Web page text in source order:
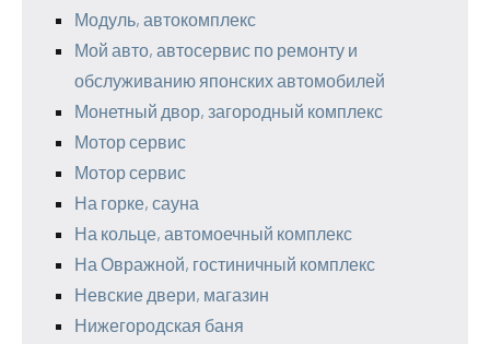
Модуль, автокомплекс
Мой авто, автосервис по ремонту и
обслуживанию японских автомобилей
Монетный двор, загородный комплекс
Мотор сервис
Мотор сервис
На горке, сауна
На кольце, автомоечный комплекс
На Овражной, гостиничный комплекс
Невские двери, магазин
Нижегородская баня